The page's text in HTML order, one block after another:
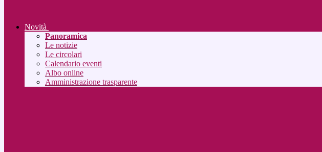
Novità
Panoramica
Le notizie
Le circolari
Calendario eventi
Albo online
Amministrazione trasparente